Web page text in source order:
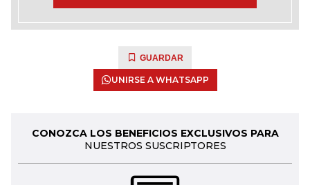
GUARDAR
UNIRSE A WHATSAPP
CONOZCA LOS BENEFICIOS EXCLUSIVOS PARA
NUESTROS SUSCRIPTORES